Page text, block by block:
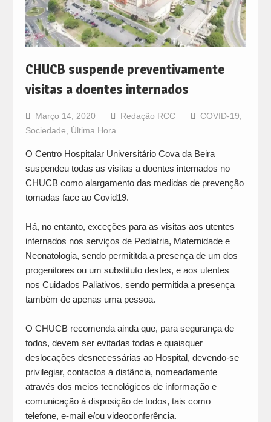
CHUCB suspende preventivamente
visitas a doentes internados
Março 14, 2020 Redação RCC COVID-19
Sociedade
Última Hora
O Centro Hospitalar Universitário Cova da Beira
suspendeu todas as visitas a doentes internados no
CHUCB como alargamento das medidas de prevenção
tomadas face ao Covid19.
Há, no entanto, exceções para as visitas aos utentes
internados nos serviços de Pediatria, Maternidade e
Neonatologia, sendo permititda a presença de um dos
progenitores ou um substituto destes, e aos utentes
nos Cuidados Paliativos, sendo permitida a presença
também de apenas uma pessoa.
O CHUCB recomenda ainda que, para segurança de
todos, devem ser evitadas todas e quaisquer
deslocações desnecessárias ao Hospital, devendo-se
privilegiar, contactos à distância, nomeadamente
através dos meios tecnológicos de informação e
comunicação à disposição de todos, tais como
telefone, e-mail e/ou videoconferência.